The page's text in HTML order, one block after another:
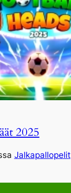
2025
Jalkapallopelit